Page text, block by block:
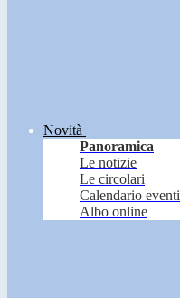
Novità
Panoramica
Le notizie
Le circolari
Calendario eventi
Albo online